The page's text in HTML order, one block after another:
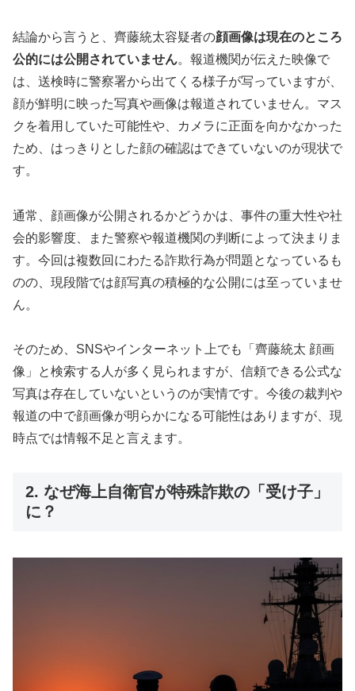
結論から言うと、齊藤統太容疑者の顔画像は現在のところ
公的には公開されていません。報道機関が伝えた映像で
は、送検時に警察署から出てくる様子が写っていますが、
顔が鮮明に映った写真や画像は報道されていません。マス
クを着用していた可能性や、カメラに正面を向かなかった
ため、はっきりとした顔の確認はできていないのが現状で
す。
通常、顔画像が公開されるかどうかは、事件の重大性や社
会的影響度、また警察や報道機関の判断によって決まりま
す。今回は複数回にわたる詐欺行為が問題となっているも
のの、現段階では顔写真の積極的な公開には至っていませ
ん。
そのため、SNSやインターネット上でも「齊藤統太 顔画
像」と検索する人が多く見られますが、信頼できる公式な
写真は存在していないというのが実情です。今後の裁判や
報道の中で顔画像が明らかになる可能性はありますが、現
時点では情報不足と言えます。
2. なぜ海上自衛官が特殊詐欺の「受け子」
に？